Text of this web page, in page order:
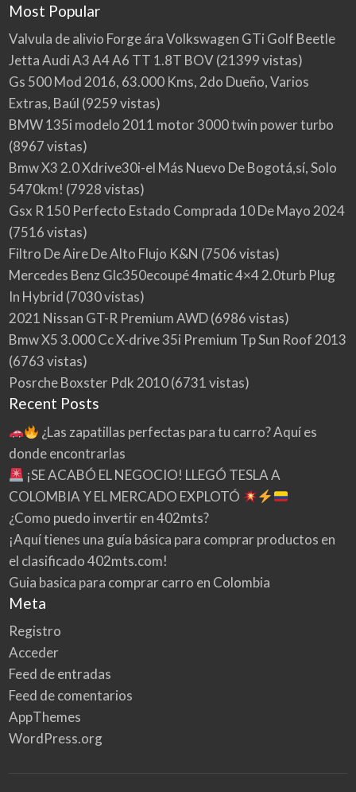
Most Popular
Valvula de alivio Forge ára Volkswagen GTi Golf Beetle
Jetta Audi A3 A4 A6 TT 1.8T BOV(21399 vistas)
Gs 500 Mod 2016, 63.000 Kms, 2do Dueño, Varios
Extras, Baúl (9259 vistas)
BMW 135i modelo 2011 motor 3000 twin power turbo
(8967 vistas)
Bmw X3 2.0 Xdrive30i-el Más Nuevo De Bogotá,sí, Solo
5470km! (7928 vistas)
Gsx R 150 Perfecto Estado Comprada 10 De Mayo 2024
(7516 vistas)
Filtro De Aire De Alto Flujo K&N (7506 vistas)
Mercedes Benz Glc350ecoupé 4matic 4×4 2.0turb Plug
In Hybrid (7030 vistas)
2021 Nissan GT-R Premium AWD(6986 vistas)
Bmw X5 3.000 Cc X-drive 35i Premium Tp Sun Roof 2013
(6763 vistas)
Posrche Boxster Pdk 2010(6731 vistas)
Recent Posts
¿Las zapatillas perfectas para tu carro? Aquí es
donde encontrarlas
¡SE ACABÓ EL NEGOCIO! LLEGÓ TESLA A
COLOMBIA Y EL MERCADO EXPLOTÓ
¿Como puedo invertir en 402mts?
¡Aquí tienes una guía básica para comprar productos en
el clasificado 402mts.com!
Guia basica para comprar carro en Colombia
Meta
Registro
Acceder
Feed de entradas
Feed de comentarios
AppThemes
WordPress.org